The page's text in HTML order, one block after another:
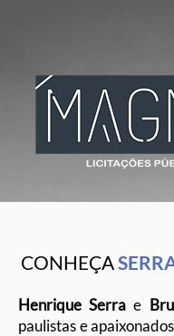
CONHEÇA
Henrique Serrae
paulistas e